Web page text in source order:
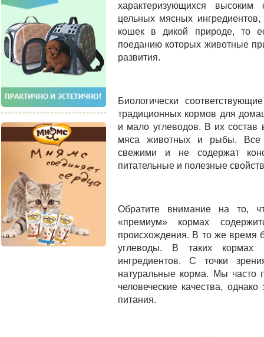
характеризующихся
цельных мясных
кошек в дикой природе, то
поеданию которых животные
развития.
Биологически
традиционных кормов для
и мало углеводов. В их
мяса животных и рыбы. Все
свежими и не содержат
питательные и полезные
Обратите внимание на то,
«премиум» кормах
происхождения. В то же время
углеводы. В таких
ингредиентов. С точки
натуральные корма. Мы
человеческие качества,
питания.